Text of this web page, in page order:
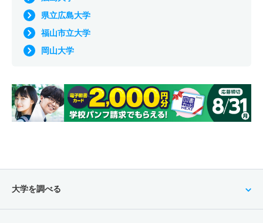
県立広島大学
福山市立大学
岡山大学
大学を調べる